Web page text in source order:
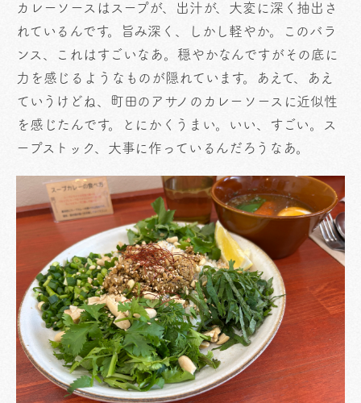
カレーソースはスープが、出汁が、大変に深く抽出さ
れているんです。旨み深く、しかし軽やか。このバラ
ンス、これはすごいなあ。穏やかなんですがその底に
力を感じるようなものが隠れています。あえて、あえ
ていうけどね、町田のアサノのカレーソースに近似性
を感じたんです。とにかくうまい。いい、すごい。ス
ープストック、大事に作っているんだろうなあ。